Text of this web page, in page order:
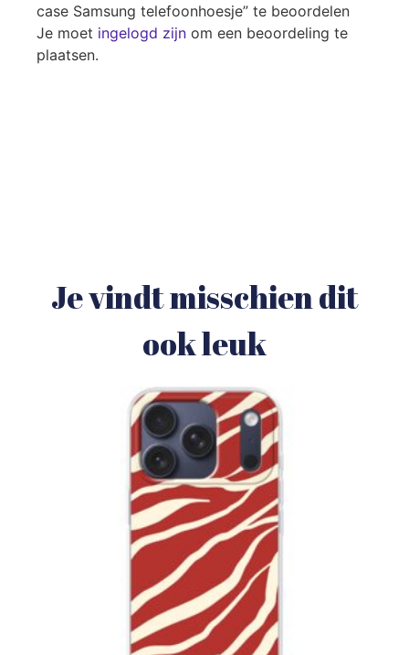
case Samsung telefoonhoesje” te beoordelen
Je moet ingelogd zijn om een beoordeling te
plaatsen.
Je vindt misschien dit
ook leuk